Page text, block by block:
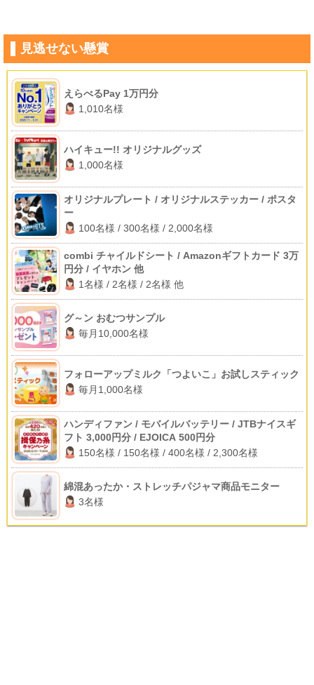
見逃せない懸賞
えらべるPay 1万円分
1,010名様
ハイキュー!! オリジナルグッズ
1,000名様
オリジナルプレート / オリジナルステッカー / ポスタ
ー
100名様 / 300名様 / 2,000名様
combi チャイルドシート / Amazonギフトカード 3万
円分 / イヤホン 他
1名様 / 2名様 / 2名様 他
グ～ン おむつサンプル
毎月10,000名様
フォローアップミルク「つよいこ」お試しスティック
毎月1,000名様
ハンディファン / モバイルバッテリー / JTBナイスギ
フト 3,000円分 / EJOICA 500円分
150名様 / 150名様 / 400名様 / 2,300名様
綿混あったか・ストレッチパジャマ商品モニター
3名様